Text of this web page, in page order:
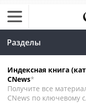
Разделы
Индексная книга
CNews*
Получите все
CNews по ключевому